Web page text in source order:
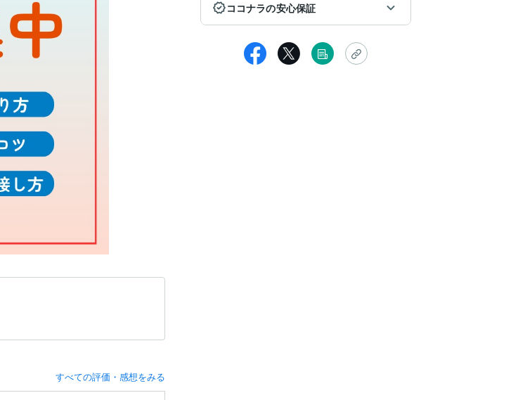
すべての評価・感想をみる
ココナラの安心保証